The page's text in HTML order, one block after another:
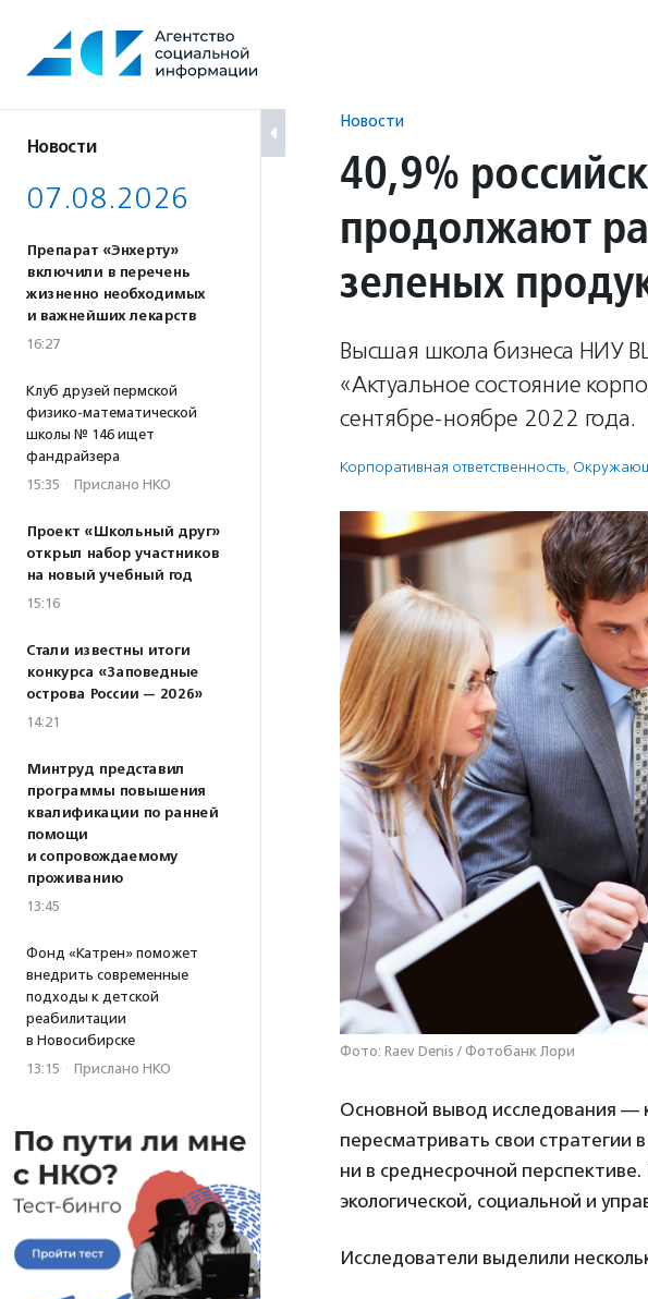
содержанию
Новости
07.08.2026
Препарат «Энхерту»
включили в перечень
жизненно необходимых
и важнейших лекарств
16:27
Клуб друзей пермской
физико-математической
школы № 146 ищет
фандрайзера
15:35 · Прислано НКО
Проект «Школьный друг»
открыл набор участников
на новый учебный год
15:16
Стали известны итоги
конкурса «Заповедные
острова России — 2026»
14:21
Минтруд представил
программы повышения
квалификации по ранней
помощи
и сопровождаемому
проживанию
13:45
Фонд «Катрен» поможет
внедрить современные
подходы к детской
реабилитации
в Новосибирске
13:15 · Прислано НКО
Новости
40,9%
продолжают
зеленых
Высшая школа бизнеса НИУ
«Актуальное состояние
сентябре-ноябре 2022 года.
Корпоративная ответственность,
Фото: Raev Denis / Фотобанк Лори
Основной вывод исследования —
пересматривать свои стратегии
ни в среднесрочной
экологической, социальной и
Исследователи выделили